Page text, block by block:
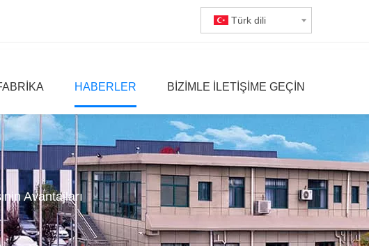
Türk dili
HABERLER BIZIMLE ILETIŞIME GEÇIN
Avantajları